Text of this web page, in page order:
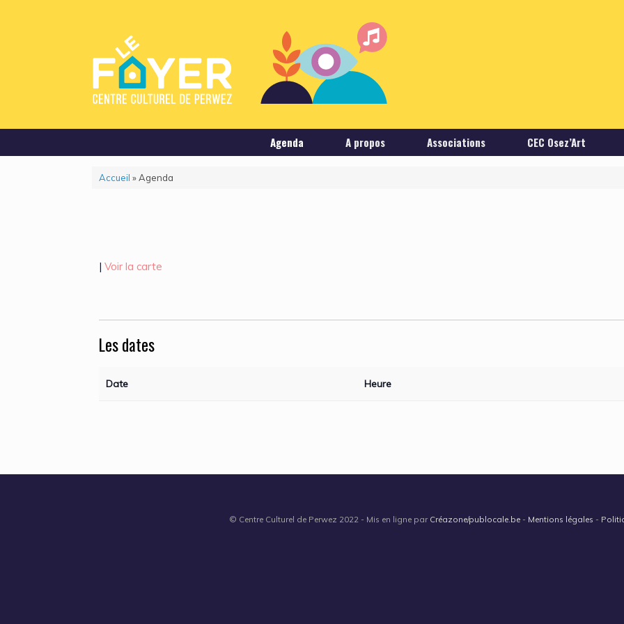
Agenda A propos Associations CEC Osez’Art
Accueil »Agenda
| Voir la carte
Les dates
Date Heure
© Centre Culturel de Perwez 2022 - Mis en ligne par Créazone/publocale.be - Mentions légales -